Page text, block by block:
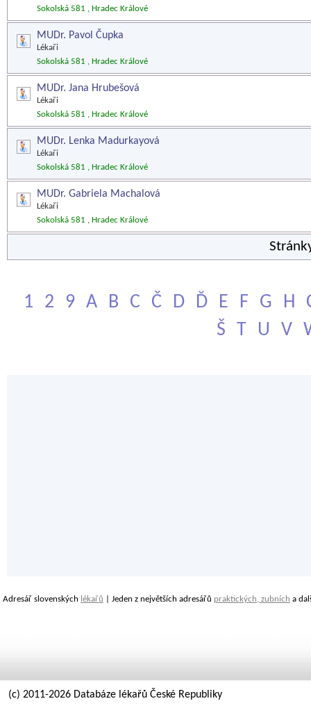
Sokolská 581 , Hradec Králové
MUDr. Pavol Čupka
Lékaři
Sokolská 581 , Hradec Králové
MUDr. Jana Hrubešová
Lékaři
Sokolská 581 , Hradec Králové
MUDr. Lenka Madurkayová
Lékaři
Sokolská 581 , Hradec Králové
MUDr. Gabriela Machalová
Lékaři
Sokolská 581 , Hradec Králové
1 2 9 A B C Č D Ď E F G H
Š
T U V
Adresář slovenských lékařů | Jeden z největších adresářů praktických, zubních a
(c) 2011-2026 Databáze lékařů České Republiky